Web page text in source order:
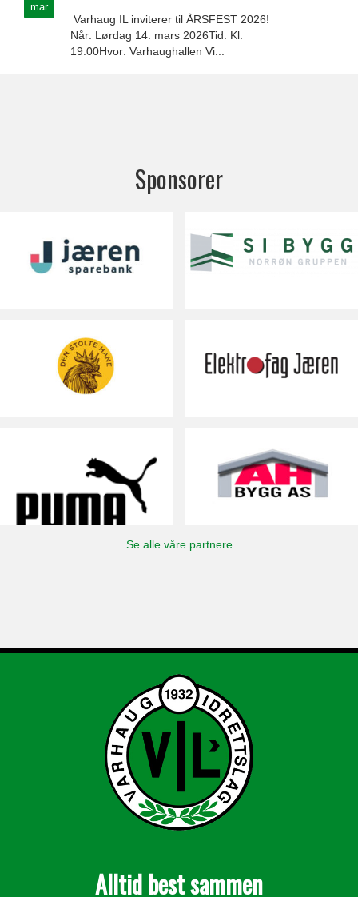
mar
Varhaug IL inviterer til ÅRSFEST 2026!
Når: Lørdag 14. mars 2026Tid: Kl.
19:00Hvor: Varhaughallen Vi...
Sponsorer
Se alle våre partnere
Alltid best sammen